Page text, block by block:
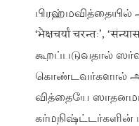
பிரஹ்மவித்தையில்
‘भैक्षचर्यां चरन्तः’,
கூறப்படுவதால்
கொண்டவர்களால்
வித்தையே